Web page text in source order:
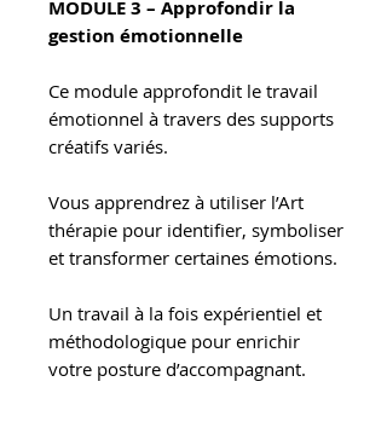
MODULE 3 – Approfondir la
gestion émotionnelle
Ce module approfondit le travail
émotionnel à travers des supports
créatifs variés.
Vous apprendrez à utiliser l’Art
thérapie pour identifier, symboliser
et transformer certaines émotions.
Un travail à la fois expérientiel et
méthodologique pour enrichir
votre posture d’accompagnant.